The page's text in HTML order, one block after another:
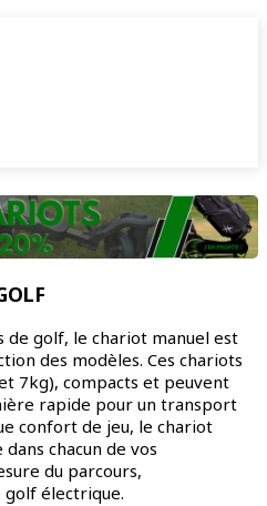
de golf, le chariot manuel est
des modèles. Ces chariots
7kg), compacts et peuvent
rapide pour un transport
confort de jeu, le chariot
chacun de vos
du parcours,
électrique.